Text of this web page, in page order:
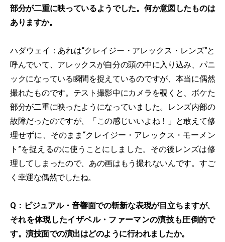
部分が二重に映っているようでした。何か意図したものは
ありますか。
ハダウェイ：あれは“クレイジー・アレックス・レンズ”と
呼んでいて、アレックスが自分の頭の中に入り込み、パニ
ックになっている瞬間を捉えているのですが、本当に偶然
撮れたものです。テスト撮影中にカメラを覗くと、ボケた
部分が二重に映ったようになっていました。レンズ内部の
故障だったのですが、「この感じいいよね！」と敢えて修
理せずに、そのまま“クレイジー・アレックス・モーメン
ト”を捉えるのに使うことにしました。その後レンズは修
理してしまったので、あの画はもう撮れないんです。すご
く幸運な偶然でしたね。
Q：ビジュアル・音響面での斬新な表現が目立ちますが、
それを体現したイザベル・ファーマンの演技も圧倒的で
す。演技面での演出はどのように行われましたか。